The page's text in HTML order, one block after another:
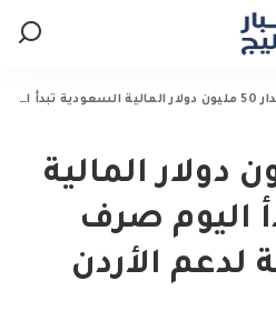
الدفعة الرابعة لدعم الأردن 1443
50 مليون دولار المالية
اليوم صرف
لدعم الأردن